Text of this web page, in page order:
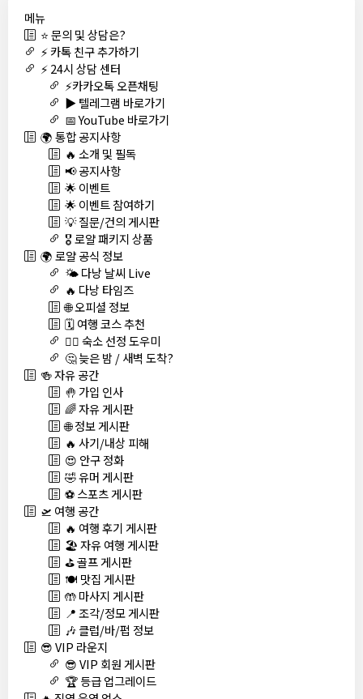
메뉴
⭐ 문의 및 상담은?
⚡ 카톡 친구 추가하기
⚡ 24시 상담 센터
⚡카카오톡 오픈채팅
▶️ 텔레그램 바로가기
📅 YouTube 바로가기
🌍 통합 공지사항
🔥 소개 및 필독
📢 공지사항
🌟 이벤트
🌟 이벤트 참여하기
💡 질문/건의 게시판
🎖️ 로얄 패키지 상품
🌍 로얄 공식 정보
🌤️ 다낭 날씨 Live
🔥 다낭 타임즈
🌐 오피셜 정보
🗓️ 여행 코스 추천
🏊‍♀️ 숙소 선정 도우미
🤔 늦은 밤 / 새벽 도착?
🍻 자유 공간
🤚 가입 인사
🌈 자유 게시판
🌐 정보 게시판
🔥 사기/내상 피해
😍 안구 정화
🤣 유머 게시판
⚽ 스포츠 게시판
🛫 여행 공간
🔥 여행 후기 게시판
🏖️ 자유 여행 게시판
⛳ 골프 게시판
🍽️ 맛집 게시판
🤲 마사지 게시판
📍 조각/정모 게시판
🎶 클럽/바/펍 정보
😎 VIP 라운지
😎 VIP 회원 게시판
🏆 등급 업그레이드